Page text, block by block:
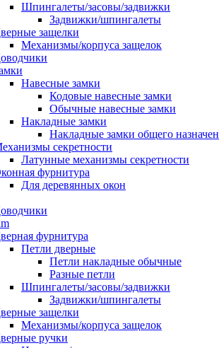
Шпингалеты/засовы/задвижки
Задвижки/шпингалеты
защелки
Механизмы/корпуса защелок
Навесные замки
Кодовые навесные замки
Обычные навесные замки
Накладные замки
Накладные замки общего
секретности
Латунные механизмы секретности
фурнитура
Для деревянных окон
фурнитура
Петли дверные
Петли накладные обычные
Разные петли
Шпингалеты/засовы/задвижки
Задвижки/шпингалеты
защелки
Механизмы/корпуса защелок
ручки